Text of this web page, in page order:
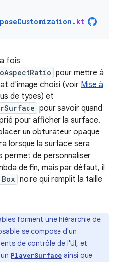
. kt
fois
pour mettre à
d'image choisi (voir Mise à
de types) et
pour savoir quand
pour afficher la surface.
un obturateur opaque
lorsque la surface sera
permet de personnaliser
de fin, mais par défaut, il
Box noire qui remplit la taille
forment une hiérarchie de
se compose d'un
de contrôle de l'UI, et
PlayerSurface ainsi que